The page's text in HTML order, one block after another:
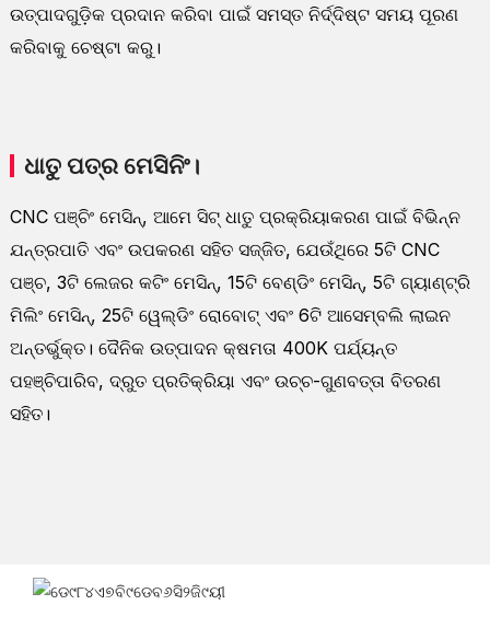
ଉତ୍ପାଦଗୁଡ଼ିକ ପ୍ରଦାନ କରିବା ପାଇଁ ସମସ୍ତ ନିର୍ଦ୍ଦିଷ୍ଟ ସମୟ ପୂରଣ
କରିବାକୁ ଚେଷ୍ଟା କରୁ।
ଧାତୁ ପତ୍ର ମେସିନିଂ।
CNC ପଞ୍ଚିଂ ମେସିନ୍, ଆମେ ସିଟ୍ ଧାତୁ ପ୍ରକ୍ରିୟାକରଣ ପାଇଁ ବିଭିନ୍ନ
ଯନ୍ତ୍ରପାତି ଏବଂ ଉପକରଣ ସହିତ ସଜ୍ଜିତ, ଯେଉଁଥିରେ 5ଟି CNC
ପଞ୍ଚ, 3ଟି ଲେଜର କଟିଂ ମେସିନ୍, 15ଟି ବେଣ୍ଡିଂ ମେସିନ୍, 5ଟି ଗ୍ୟାଣ୍ଟ୍ରି
ମିଲିଂ ମେସିନ୍, 25ଟି ୱେଲ୍ଡିଂ ରୋବୋଟ୍ ଏବଂ 6ଟି ଆସେମ୍ବଲି ଲାଇନ
ଅନ୍ତର୍ଭୁକ୍ତ। ଦୈନିକ ଉତ୍ପାଦନ କ୍ଷମତା 400K ପର୍ଯ୍ୟନ୍ତ
ପହଞ୍ଚିପାରିବ, ଦ୍ରୁତ ପ୍ରତିକ୍ରିୟା ଏବଂ ଉଚ୍ଚ-ଗୁଣବତ୍ତା ବିତରଣ
ସହିତ।